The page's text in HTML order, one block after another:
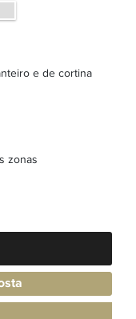
e de cortina
zonas